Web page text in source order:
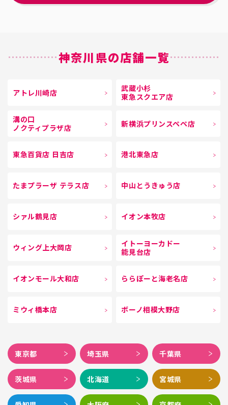
神奈川県の店舗一覧
アトレ川崎店
武蔵小杉
東急スクエア店
溝の口
ノクティプラザ店
新横浜プリンスペペ店
東急百貨店 日吉店 港北東急店
たまプラーザ テラス店 中山とうきゅう店
シァル鶴見店 イオン本牧店
ウィング上大岡店
イトーヨーカドー
能見台店
イオンモール大和店 ららぽーと海老名店
ミウィ橋本店 ボーノ相模大野店
東京都 埼玉県 千葉県
茨城県 北海道 宮城県